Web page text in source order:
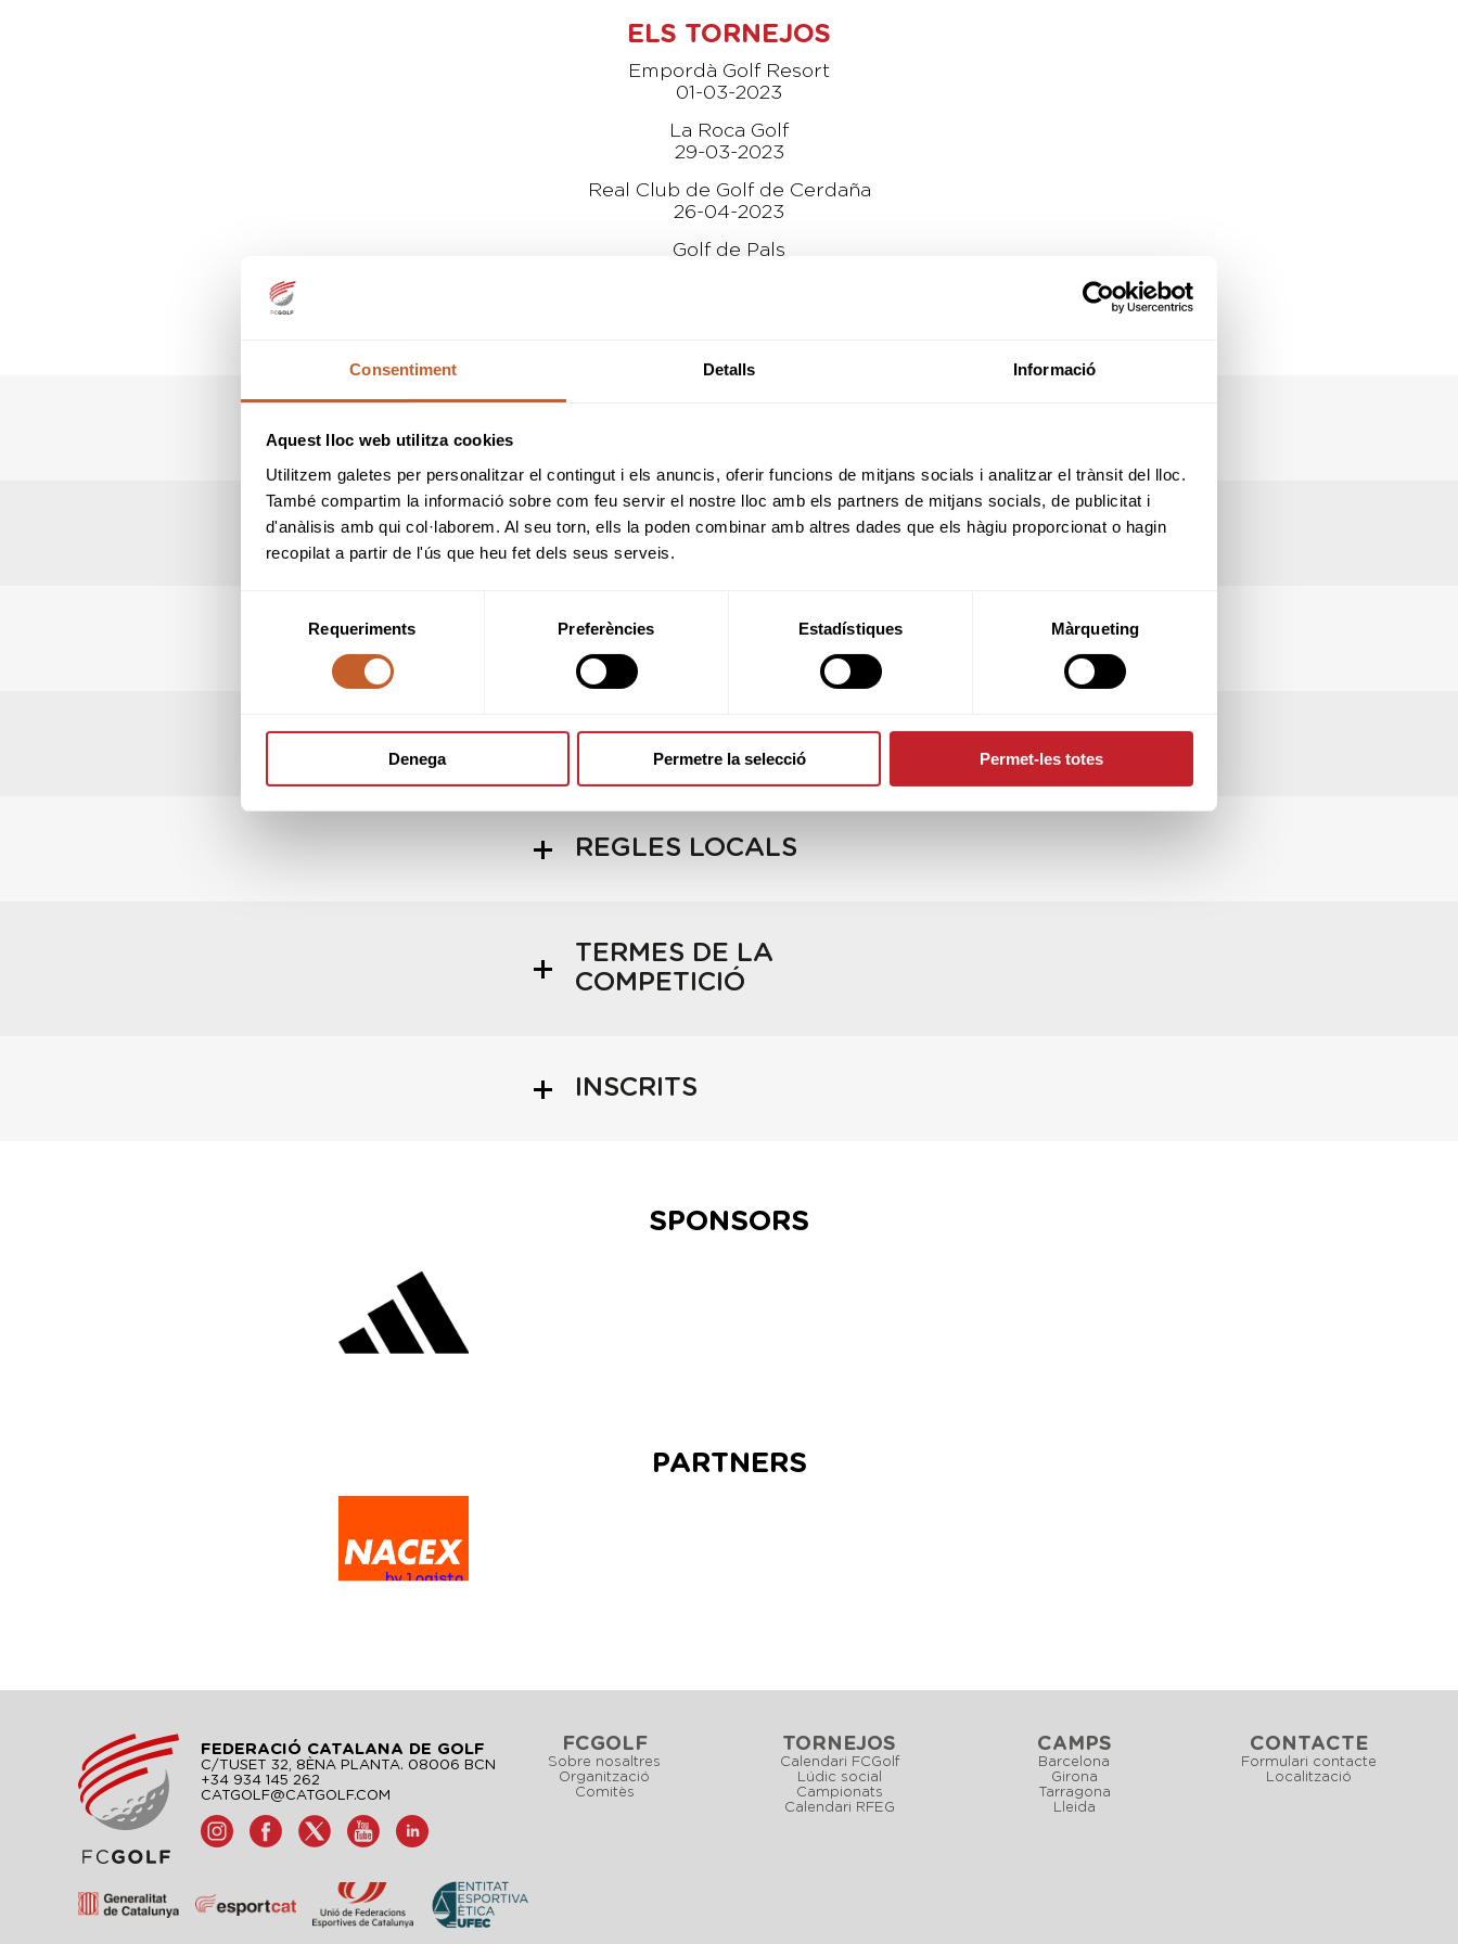
Consentiment Detalls Informació
Aquest lloc web utilitza cookies
Utilitzem galetes per personalitzar el contingut i els anuncis, oferir funcions de mitjans socials i analitzar el trànsit del lloc.
També compartim la informació sobre com feu servir el nostre lloc amb els partners de mitjans socials, de publicitat i
d'anàlisis amb qui col·laborem. Al seu torn, ells la poden combinar amb altres dades que els hàgiu proporcionat o hagin
recopilat a partir de l'ús que heu fet dels seus serveis.
consentiment
Requeriments Preferències Estadístiques Màrqueting
Denega Permetre la selecció Permet-les totes
ELS TORNEJOS
Empordà Golf Resort
01-03-2023
La Roca Golf
29-03-2023
Real Club de Golf de Cerdaña
26-04-2023
Golf de Pals
RESULTATS
ADMESOS/ES
INSCRIPCIONS
REGLES LOCALS
TERMES DE LA
COMPETICIÓ
INSCRITS
SPONSORS
PARTNERS
FEDERACIÓ CATALANA DE GOLF
C/TUSET 32, 8ÈNA PLANTA. 08006 BCN
+34 934 145 262
CATGOLF@CATGOLF.COM
FCGOLF
Sobre nosaltres
Organització
Comitès
TORNEJOS
Calendari FCGolf
Lúdic social
Campionats
Calendari RFEG
CAMPS
Barcelona
Girona
Tarragona
Lleida
CONTACTE
Formulari contacte
Localització